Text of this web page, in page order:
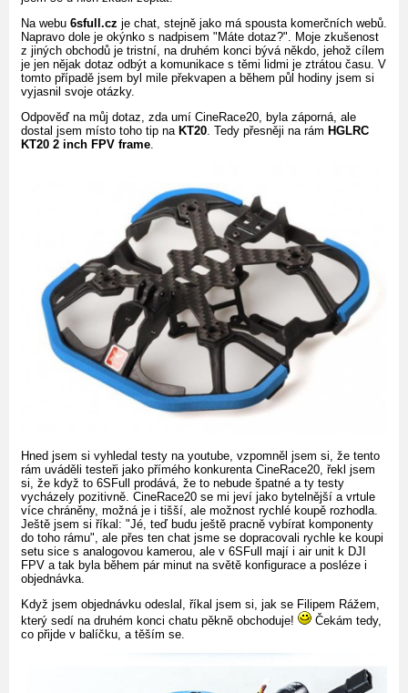
Na webu 6sfull.cz je chat, stejně jako má spousta komerčních webů.
Napravo dole je okýnko s nadpisem "Máte dotaz?". Moje zkušenost
z jiných obchodů je tristní, na druhém konci bývá někdo, jehož cílem
je jen nějak dotaz odbýt a komunikace s těmi lidmi je ztrátou času. V
tomto případě jsem byl mile překvapen a během půl hodiny jsem si
vyjasnil svoje otázky.
Odpověď na můj dotaz, zda umí CineRace20, byla záporná, ale
dostal jsem místo toho tip na KT20. Tedy přesněji na rám HGLRC
KT20 2 inch FPV frame.
Hned jsem si vyhledal testy na youtube, vzpomněl jsem si, že tento
rám uváděli testeři jako přímého konkurenta CineRace20, řekl jsem
si, že když to 6SFull prodává, že to nebude špatné a ty testy
vycházely pozitivně. CineRace20 se mi jeví jako bytelnější a vrtule
více chráněny, možná je i tišší, ale možnost rychlé koupě rozhodla.
Ještě jsem si říkal: "Jé, teď budu ještě pracně vybírat komponenty
do toho rámu", ale přes ten chat jsme se dopracovali rychle ke koupi
setu sice s analogovou kamerou, ale v 6SFull mají i air unit k DJI
FPV a tak byla během pár minut na světě konfigurace a posléze i
objednávka.
Když jsem objednávku odeslal, říkal jsem si, jak se Filipem Rážem,
který sedí na druhém konci chatu pěkně obchoduje!
Čekám tedy,
co přijde v balíčku, a těším se.